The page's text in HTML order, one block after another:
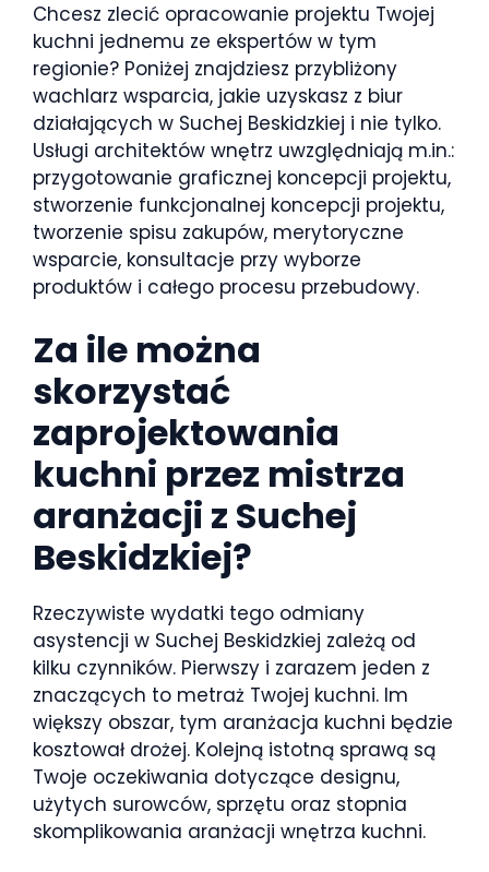
Chcesz zlecić opracowanie projektu Twojej
kuchni jednemu ze ekspertów w tym
regionie? Poniżej znajdziesz przybliżony
wachlarz wsparcia, jakie uzyskasz z biur
działających w Suchej Beskidzkiej i nie tylko.
Usługi architektów wnętrz uwzględniają m.in.:
przygotowanie graficznej koncepcji projektu,
stworzenie funkcjonalnej koncepcji projektu,
tworzenie spisu zakupów, merytoryczne
wsparcie, konsultacje przy wyborze
produktów i całego procesu przebudowy.
Za ile można
skorzystać
zaprojektowania
kuchni przez mistrza
aranżacji z Suchej
Beskidzkiej?
Rzeczywiste wydatki tego odmiany
asystencji w Suchej Beskidzkiej zależą od
kilku czynników. Pierwszy i zarazem jeden z
znaczących to metraż Twojej kuchni. Im
większy obszar, tym aranżacja kuchni będzie
kosztował drożej. Kolejną istotną sprawą są
Twoje oczekiwania dotyczące designu,
użytych surowców, sprzętu oraz stopnia
skomplikowania aranżacji wnętrza kuchni.